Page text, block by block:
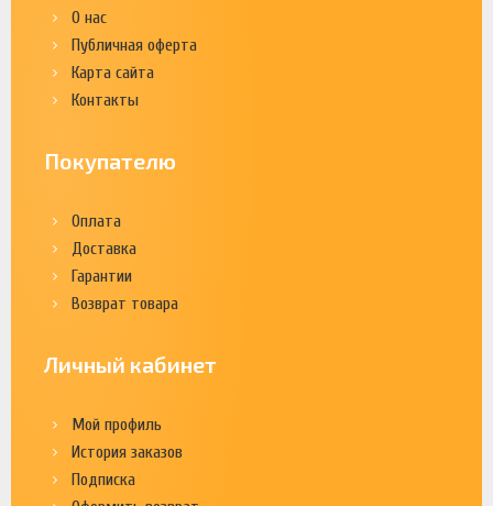
О нас
Публичная оферта
Карта сайта
Контакты
Покупателю
Оплата
Доставка
Гарантии
Возврат товара
Личный кабинет
Мой профиль
История заказов
Подписка